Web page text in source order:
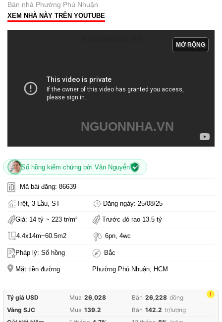
Bán nhà Phường Phú Nhuận
XEM NHÀ NÀY TRÊN YOUTUBE
MỞ RỘNG
NGUONNHA.VN
Sổ hồng kiểm chứng bởi Vân Nguyễn
Mã bài đăng: 86639
Trệt, 3 Lầu, ST Đăng ngày: 25/08/25
Giá: 14 tỷ ~ 223 tr/m² Trước đó rao 13.5 tỷ
4.4x14m~60.5m2 6pn, 4wc
Pháp lý: Sổ hồng Bắc
Mặt tiền đường Phường Phú Nhuận, HCM
!
Tỷ giá USD Mua 26,028 Bán 26,228 đồng
Vàng SJC
Mua 139.2 Bán 142.2 tr/lượng